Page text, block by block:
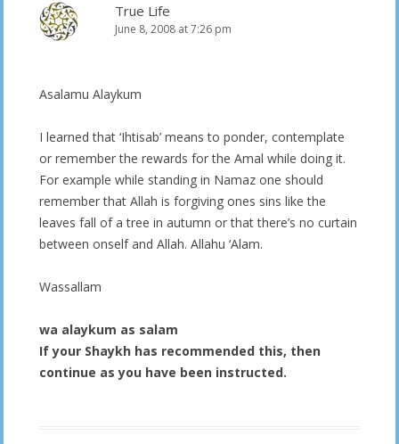
True Life
June 8, 2008 at 7:26 pm
Asalamu Alaykum
I learned that ‘Ihtisab’ means to ponder, contemplate
or remember the rewards for the Amal while doing it.
For example while standing in Namaz one should
remember that Allah is forgiving ones sins like the
leaves fall of a tree in autumn or that there’s no curtain
between onself and Allah. Allahu ‘Alam.
Wassallam
wa alaykum as salam
If your Shaykh has recommended this, then
continue as you have been instructed.